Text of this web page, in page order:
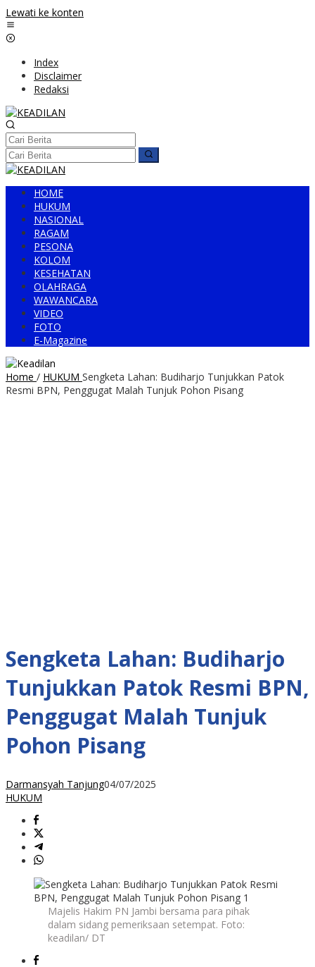
Lewati ke konten
Index
Disclaimer
Redaksi
HOME
HUKUM
NASIONAL
RAGAM
PESONA
KOLOM
KESEHATAN
OLAHRAGA
WAWANCARA
VIDEO
FOTO
E-Magazine
Home / HUKUM Sengketa Lahan: Budiharjo Tunjukkan Patok
Resmi BPN, Penggugat Malah Tunjuk Pohon Pisang
Sengketa Lahan: Budiharjo
Tunjukkan Patok Resmi BPN,
Penggugat Malah Tunjuk
Pohon Pisang
Darmansyah Tanjung04/07/2025
HUKUM
Majelis Hakim PN Jambi bersama para pihak
dalam sidang pemeriksaan setempat. Foto:
keadilan/ DT